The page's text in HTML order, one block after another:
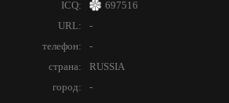
ICQ:
697516
URL:
-
телефон:
-
страна:
RUSSIA
город:
-